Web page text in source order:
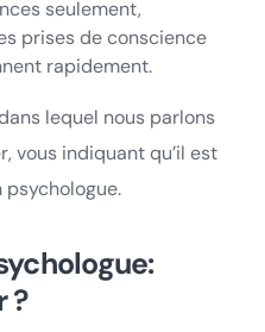
seulement,
prises de conscience
rapidement.
lequel nous parlons
vous indiquant qu’il est
?